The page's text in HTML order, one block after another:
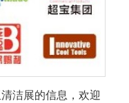
洁展的信息，欢迎